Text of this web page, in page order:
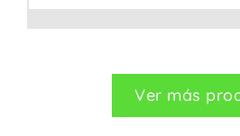
Ver más